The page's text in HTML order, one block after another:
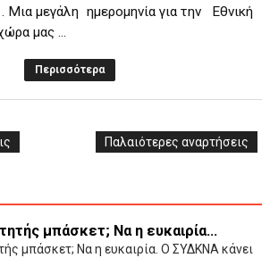
Μια μεγάλη ημερομηνία για την Εθνική
μας ...
Περισσότερα
Παλαιότερες αναρτήσεις
μπάσκετ; Να η ευκαιρία...
μπάσκετ; Να η ευκαιρία. Ο ΣΥΔΚΝΑ κάνει